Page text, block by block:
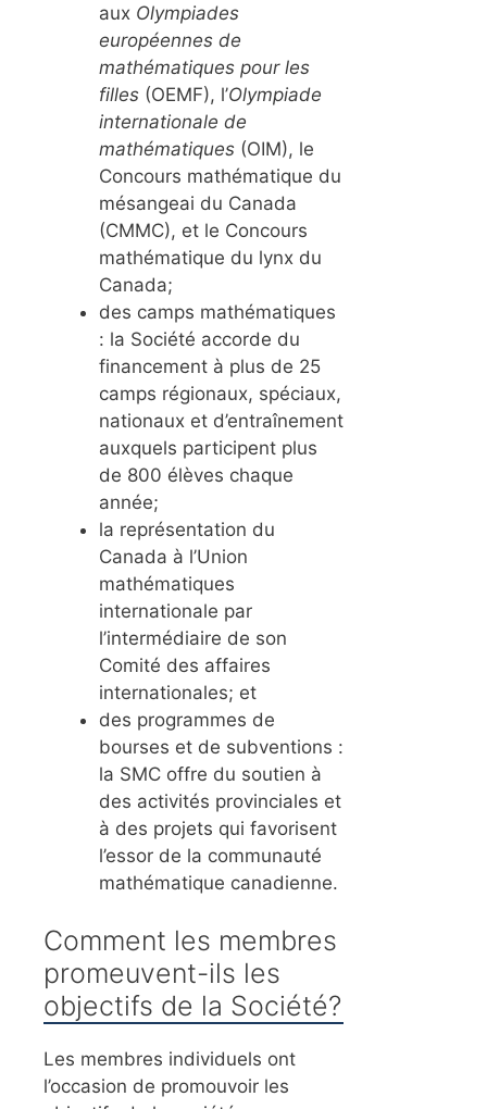
aux Olympiades
européennes de
mathématiques pour les
filles (OEMF), l’Olympiade
internationale de
mathématiques (OIM), le
Concours mathématique du
mésangeai du Canada
(CMMC), et le Concours
mathématique du lynx du
Canada;
des camps mathématiques
: la Société accorde du
financement à plus de 25
camps régionaux, spéciaux,
nationaux et d’entraînement
auxquels participent plus
de 800 élèves chaque
année;
la représentation du
Canada à l’Union
mathématiques
internationale par
l’intermédiaire de son
Comité des affaires
internationales; et
des programmes de
bourses et de subventions :
la SMC offre du soutien à
des activités provinciales et
à des projets qui favorisent
l’essor de la communauté
mathématique canadienne.
Comment les membres
promeuvent-ils les
objectifs de la Société?
Les membres individuels ont
l’occasion de promouvoir les